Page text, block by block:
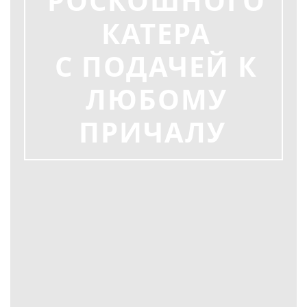
КАТЕРА
С ПОДАЧЕЙ К
ЛЮБОМУ
ПРИЧАЛУ